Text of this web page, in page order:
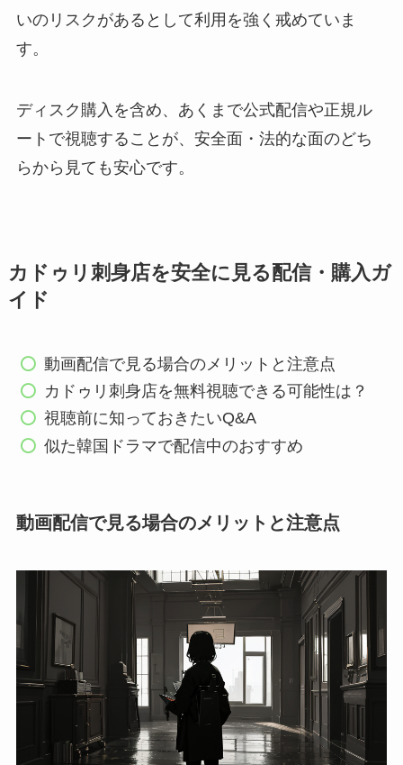
いのリスクがあるとして利用を強く戒めていま
す。
ディスク購入を含め、あくまで公式配信や正規ル
ートで視聴することが、安全面・法的な面のどち
らから見ても安心です。
カドゥリ刺身店を安全に見る配信・購入ガ
イド
動画配信で見る場合のメリットと注意点
カドゥリ刺身店を無料視聴できる可能性は？
視聴前に知っておきたいQ&A
似た韓国ドラマで配信中のおすすめ
動画配信で見る場合のメリットと注意点